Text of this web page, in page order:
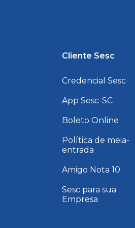
Cliente Sesc
Credencial Sesc
App Sesc-SC
Boleto Online
Política de meia-
entrada
Amigo Nota 10
Sesc para sua
Empresa